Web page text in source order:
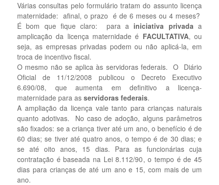
Várias consultas pelo formulário tratam do assunto licença
maternidade: afinal, o prazo é de 6 meses ou 4 meses?
É bom que fique claro: para a iniciativa privada a
amplicação da licença maternidade é FACULTATIVA, ou
seja, as empresas privadas podem ou não aplicá-la, em
troca de incentivo fiscal.
O mesmo não se aplica às servidoras federais. O Diário
Oficial de 11/12/2008 publicou o Decreto Executivo
6.690/08, que aumenta em definitivo a licença-
maternidade para as servidoras federais.
A ampliação da licença vale tanto para crianças naturais
quanto adotivas. No caso de adoção, alguns parâmetros
são fixados: se a criança tiver até um ano, o benefício é de
60 dias; se tiver até quatro anos, o tempo é de 30 dias; e
se até oito anos, 15 dias. Para as funcionárias cuja
contratação é baseada na Lei 8.112/90, o tempo é de 45
dias para crianças de até um ano e 15, com mais de um
ano.